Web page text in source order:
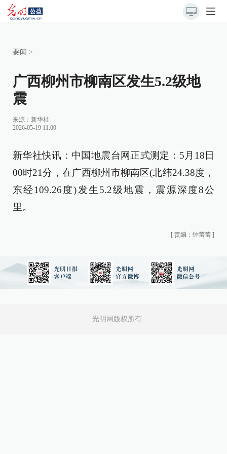
要闻 >
广西柳州市柳南区发生5.2级地
震
来源： 新华社
2026-05-19 11:00
新华社快讯：中国地震台网正式测定：5月18日
00时21分，在广西柳州市柳南区(北纬24.38度，
东经109.26度)发生5.2级地震，震源深度8公
里。
[ 责编：钟蕾蕾 ]
光明网版权所有